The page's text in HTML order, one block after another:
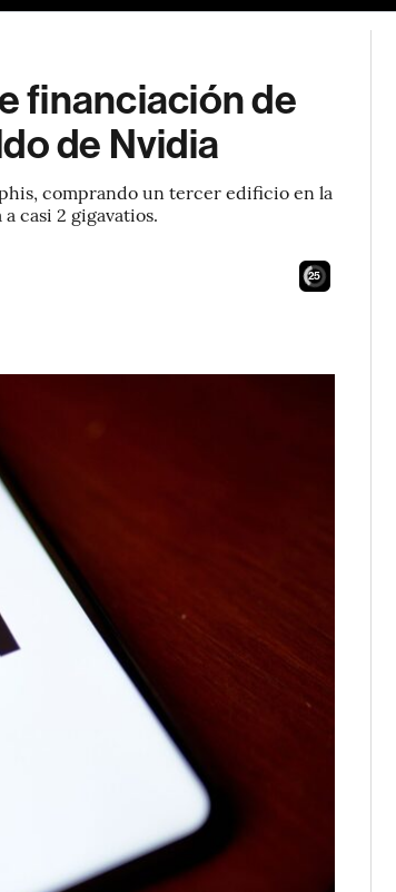
financiación de
de Nvidia
comprando un tercer edificio en la
casi 2 gigavatios.
23